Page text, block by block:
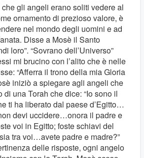
gli angeli erano soliti vedere al
ornamento di prezioso valore, è
nel mondo degli uomini e ad
Disse a Mosè il Santo
loro”. “Sovrano dell’Universo”
mi brucino con l’alito che è nelle
“Afferra il trono della mia Gloria
iniziò a spiegare agli angeli che
una Torah che dice: “Io sono il
ti ha liberato dal paese d’Egitto…
devi uccidere…onora il padre e
voi in Egitto; foste schiavi del
tra voi…avete padre e madre?”
delle risposte, ogni angelo